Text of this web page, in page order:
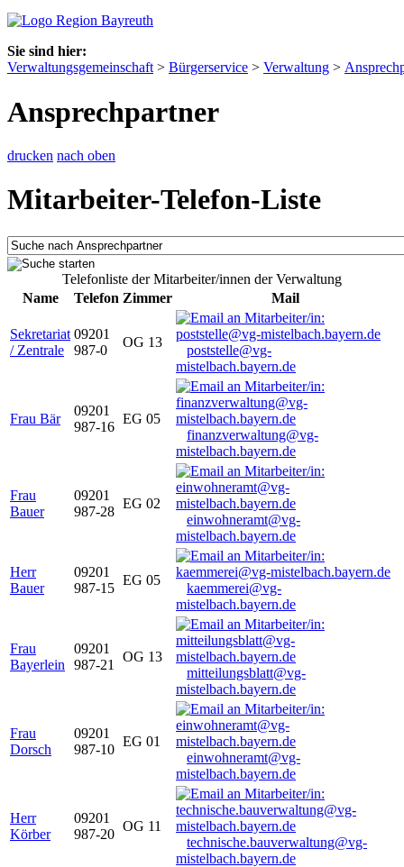
Sie sind hier:
Verwaltungsgemeinschaft > Bürgerservice > Verwaltung >
Ansprechpartner
drucken nach oben
Mitarbeiter-Telefon-Liste
Telefonliste der Mitarbeiter/innen der Verwaltung
Name
Telefon Zimmer Mail
Sekretariat
/ Zentrale
09201
987-0
OG 13
poststelle@vg-
mistelbach.bayern.de
Frau Bär
09201
987-16
EG 05
finanzverwaltung@vg-
mistelbach.bayern.de
Frau
Bauer
09201
987-28
EG 02
einwohneramt@vg-
mistelbach.bayern.de
Herr
Bauer
09201
987-15
EG 05
kaemmerei@vg-
mistelbach.bayern.de
Frau
Bayerlein
09201
987-21
OG 13
mitteilungsblatt@vg-
mistelbach.bayern.de
Frau
Dorsch
09201
987-10
EG 01
einwohneramt@vg-
mistelbach.bayern.de
Herr
Körber
09201
987-20
OG 11
technische.bauverwaltung@vg-
mistelbach.bayern.de